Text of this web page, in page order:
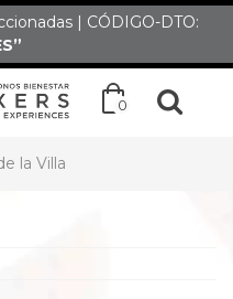
| CÓDIGO-DTO:
0
la Villa